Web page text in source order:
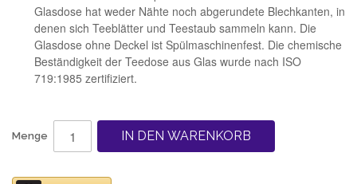
Glasdose hat weder Nähte noch abgerundete Blechkanten, in
denen sich Teeblätter und Teestaub sammeln kann. Die
Glasdose ohne Deckel ist Spülmaschinenfest. Die chemische
Beständigkeit der Teedose aus Glas wurde nach ISO
719:1985 zertifiziert.
Menge IN DEN WARENKORB